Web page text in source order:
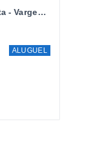
Casa c/ 03 Suítes - Cond. Haras Bela Vista - Vargem Grande. Paulista/SP
ALUGUEL